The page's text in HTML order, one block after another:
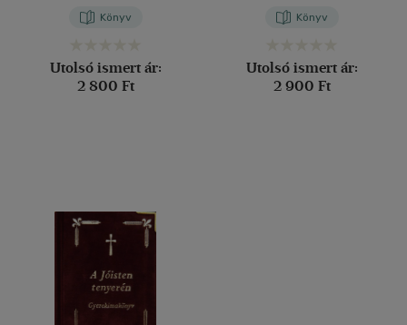
Könyv
Utolsó ismert ár:
2 800 Ft
Könyv
Utolsó ismert ár:
2 900 Ft